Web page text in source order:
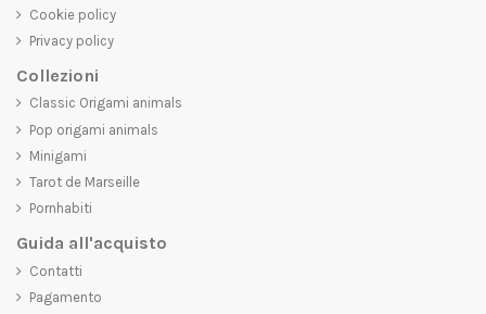
Cookie policy
Privacy policy
Collezioni
Classic Origami animals
Pop origami animals
Minigami
Tarot de Marseille
Pornhabiti
Guida all'acquisto
Contatti
Pagamento